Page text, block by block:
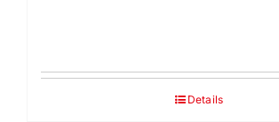
JOKA
Details